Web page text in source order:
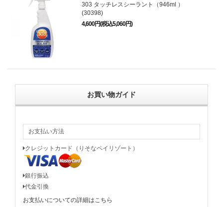
303 タッチレスシーラント（946ml ）
(30398)
4,600円(税込5,060円)
お買い物ガイド
お支払い方法
クレジットカード（りそなペイリゾート）
銀行振込
代金引換
お支払いについての詳細はこちら